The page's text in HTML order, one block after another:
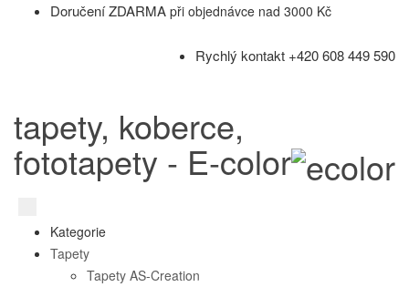
Doručení ZDARMA při objednávce nad 3000 Kč
Rychlý kontakt +420 608 449 590
tapety, koberce,
fototapety - E-color
Kategorie
Tapety
Tapety AS-Creation